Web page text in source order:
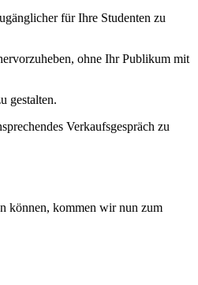
für Ihre Studenten zu
ohne Ihr Publikum mit
gestalten.
Verkaufsgespräch zu
können, kommen wir nun zum